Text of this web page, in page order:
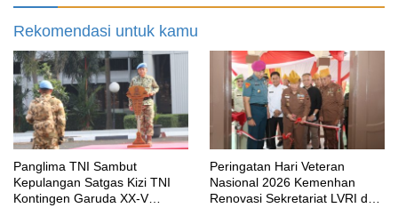
Rekomendasi untuk kamu
Panglima TNI Sambut
Kepulangan Satgas Kizi TNI
Kontingen Garuda XX-V
Peringatan Hari Veteran
Nasional 2026 Kemenhan
Renovasi Sekretariat LVRI dan